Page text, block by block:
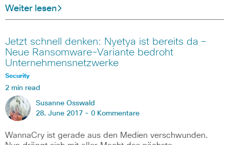
Weiter lesen
Jetzt schnell denken: Nyetya ist bereits da –
Neue Ransomware-Variante bedroht
Unternehmensnetzwerke
Security
2 min read
Susanne Osswald
28. June 2017 - 0 Kommentare
WannaCry ist gerade aus den Medien verschwunden.